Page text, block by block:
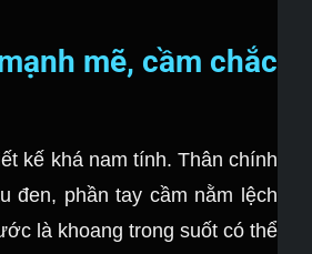
mẽ, cầm chắc
kế khá nam tính. Thân chính
đen, phần tay cầm nằm lệch
là khoang trong suốt có thể